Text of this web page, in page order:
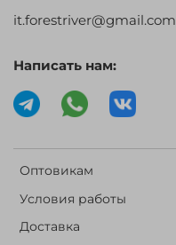
Оптовикам
Условия работы
Доставка
it.forestriver@gmail.com
Написать нам: